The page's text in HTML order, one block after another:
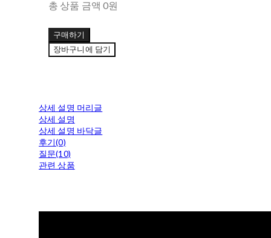
총 상품 금액 0원
구매하기
장바구니에 담기
상세 설명 머리글
상세 설명
상세 설명 바닥글
후기(0)
질문(10)
관련 상품